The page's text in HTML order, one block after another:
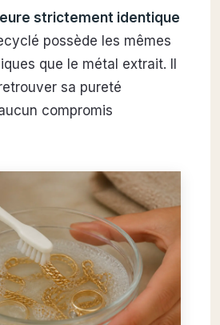
strictement identique
possède les mêmes
que le métal extrait. Il
sa pureté
compromis